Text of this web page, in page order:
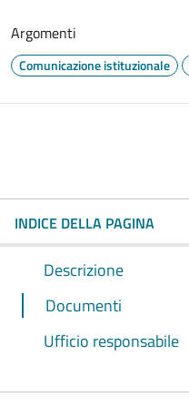
Argomenti
Comunicazione istituzionale
INDICE DELLA PAGINA
Descrizione
Documenti
Ufficio responsabile